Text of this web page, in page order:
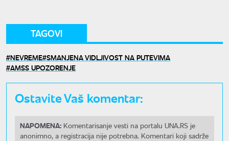
TAGOVI
NEVREME SMANJENA VIDLJIVOST NA PUTEVIMA
AMSS UPOZORENJE
Ostavite Vaš komentar:
NAPOMENA: Komentarisanje vesti na portalu UNA.RS je
anonimno, a registracija nije potrebna. Komentari koji sadrže